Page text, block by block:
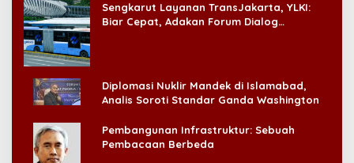
Sengkarut Layanan TransJakarta, YLKI:
Biar Cepat, Adakan Forum Dialog
Diplomasi Nuklir Mandek di Islamabad,
Analis Soroti Standar Ganda Washington
Pembangunan Infrastruktur: Sebuah
Pembacaan Berbeda